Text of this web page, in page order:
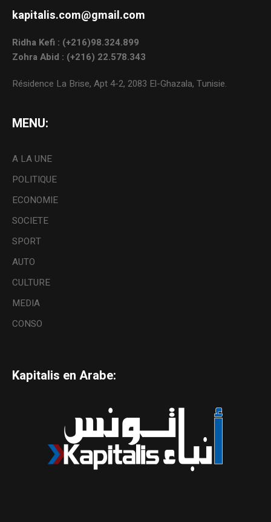
kapitalis.com@gmail.com
Ridha Kefi : (+216)98.324.899
Zohra Abid : (+216) 22.578.343
Résidence La Brise, Apt 4-2, 2083 El-Ghazala, Tunisie.
MENU:
A LA UNE
POLITIQUE
ECONOMIE
SOCIETE
SPORT
AUTO
CULTURE
MEDIA
CONSO
Kapitalis en Arabe: